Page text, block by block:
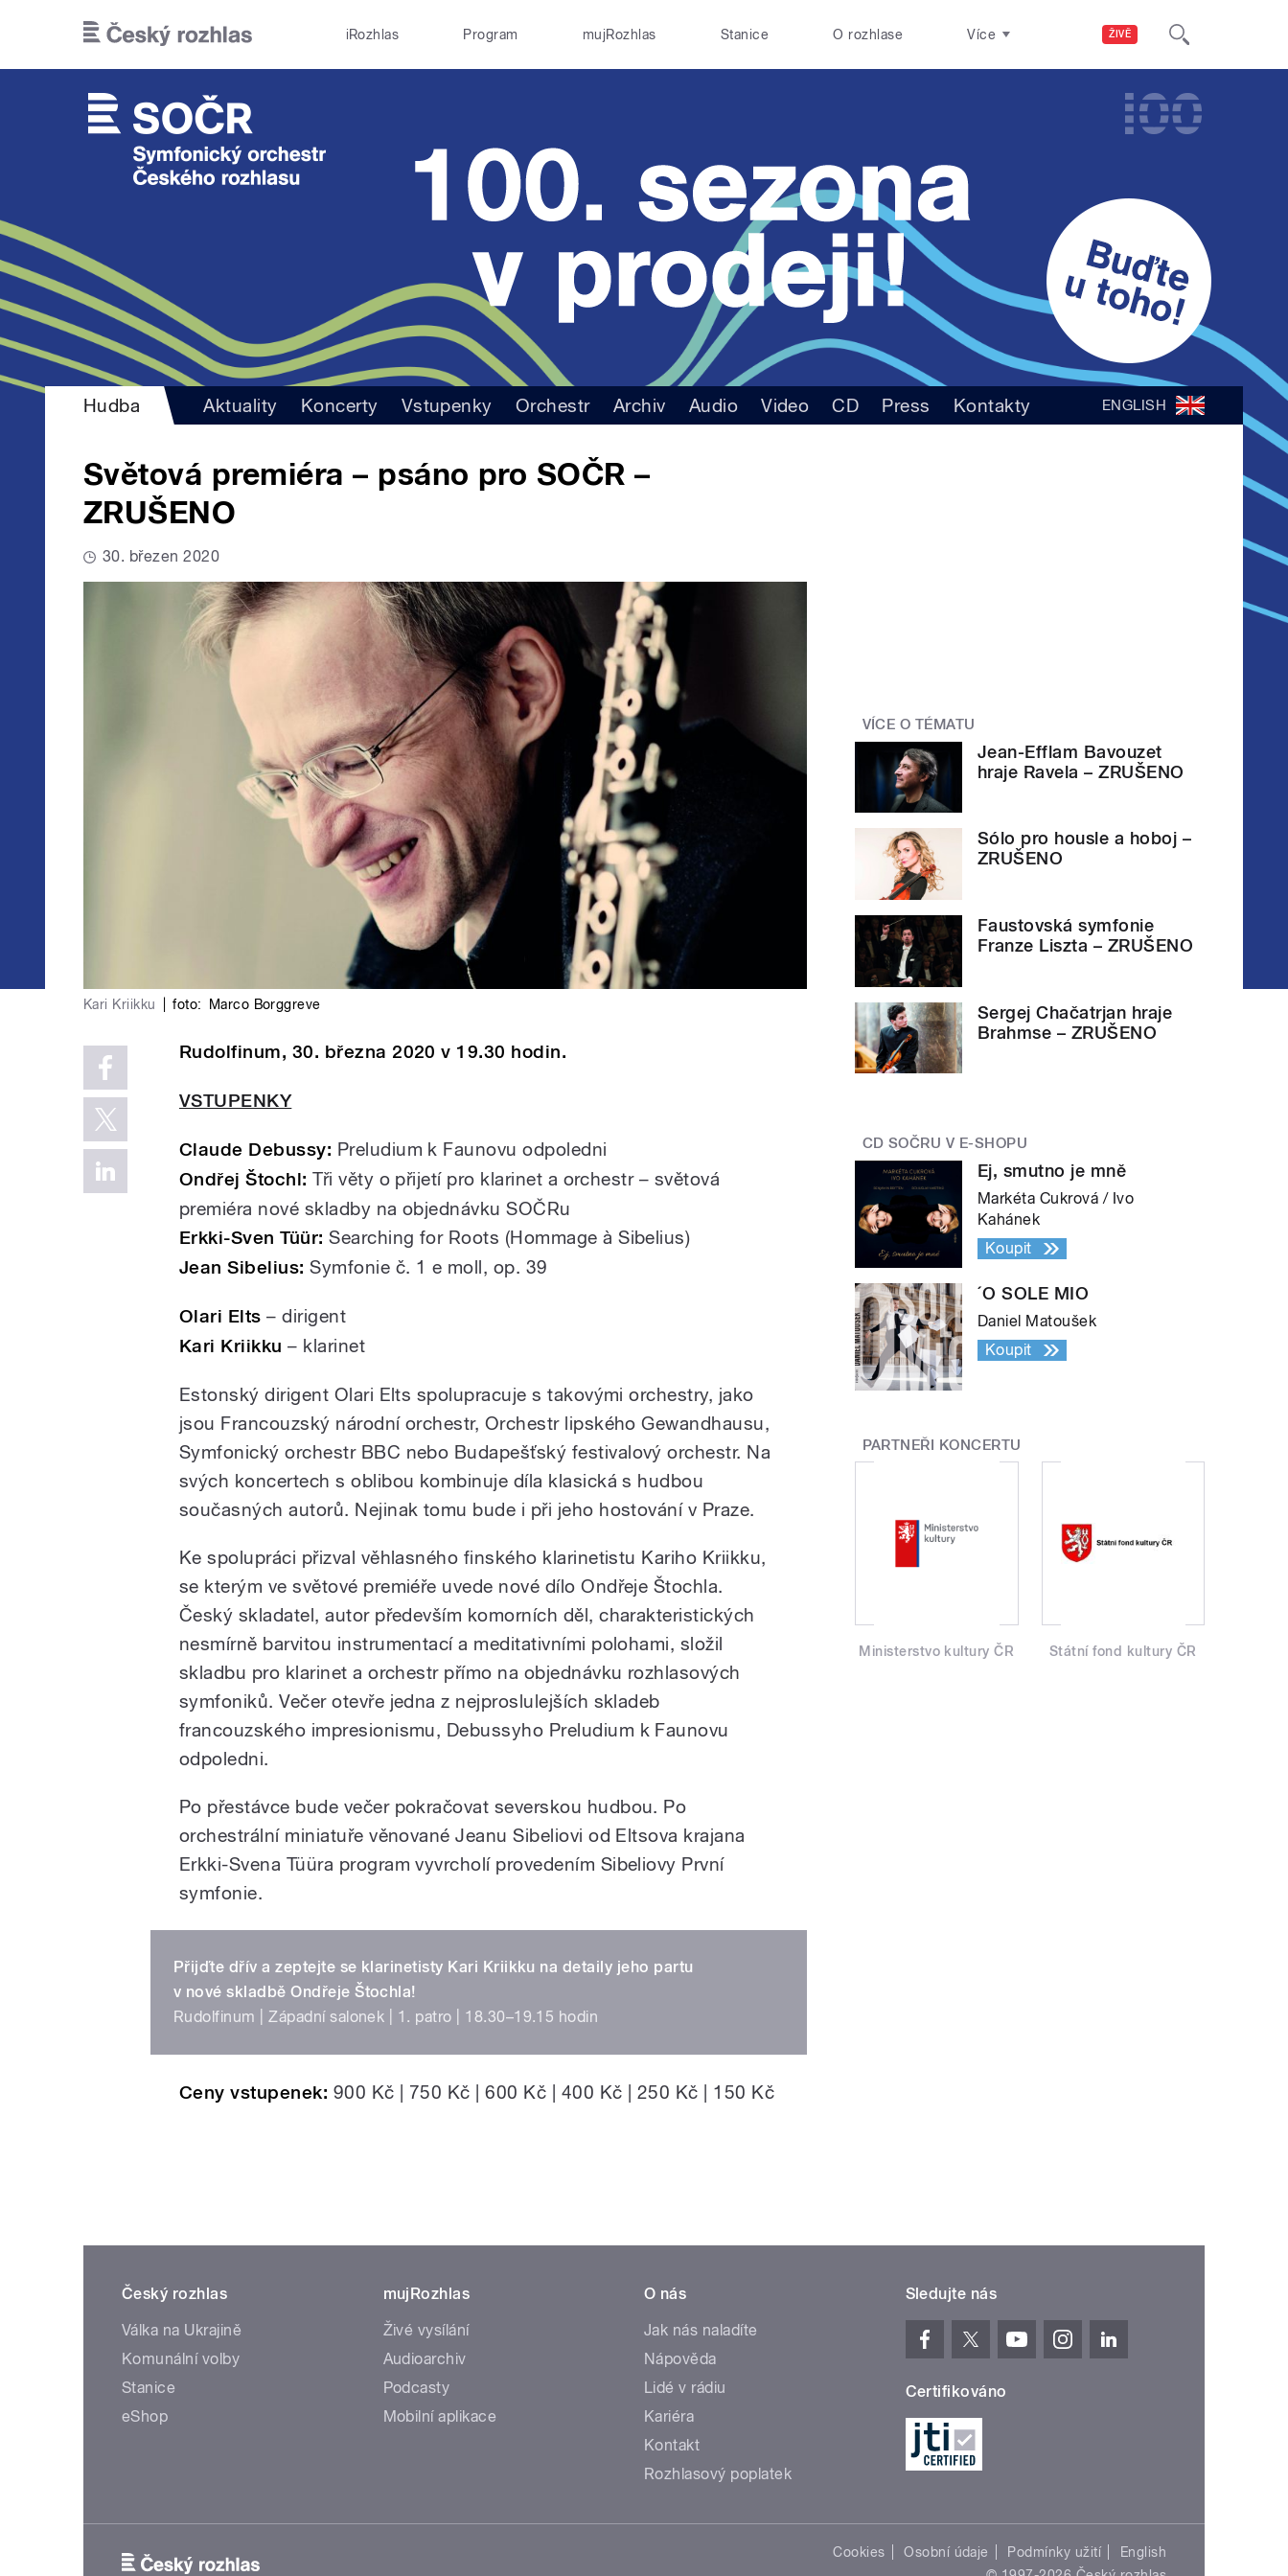
ŽIVĚ
iRozhlas Program mujRozhlas Stanice O rozhlase Více
Hudba Aktuality Koncerty Vstupenky Orchestr Archiv Audio Video CD Press Kontakty ENGLISH
Světová premiéra – psáno pro SOČR –
ZRUŠENO
30. březen 2020
Kari Kriikku foto: Marco Borggreve
Rudolfinum, 30. března 2020 v 19.30 hodin.
VSTUPENKY
Claude Debussy: Preludium k Faunovu odpoledni
Ondřej Štochl: Tři věty o přijetí pro klarinet a orchestr – světová
premiéra nové skladby na objednávku SOČRu
Erkki-Sven Tüür: Searching for Roots (Hommage à Sibelius)
Jean Sibelius: Symfonie č. 1 e moll, op. 39
Olari Elts – dirigent
Kari Kriikku – klarinet
Estonský dirigent Olari Elts spolupracuje s takovými orchestry, jako
jsou Francouzský národní orchestr, Orchestr lipského Gewandhausu,
Symfonický orchestr BBC nebo Budapešťský festivalový orchestr. Na
svých koncertech s oblibou kombinuje díla klasická s hudbou
současných autorů. Nejinak tomu bude i při jeho hostování v Praze.
Ke spolupráci přizval věhlasného finského klarinetistu Kariho Kriikku,
se kterým ve světové premiéře uvede nové dílo Ondřeje Štochla.
Český skladatel, autor především komorních děl, charakteristických
nesmírně barvitou instrumentací a meditativními polohami, složil
skladbu pro klarinet a orchestr přímo na objednávku rozhlasových
symfoniků. Večer otevře jedna z nejproslulejších skladeb
francouzského impresionismu, Debussyho Preludium k Faunovu
odpoledni.
Po přestávce bude večer pokračovat severskou hudbou. Po
orchestrální miniatuře věnované Jeanu Sibeliovi od Eltsova krajana
Erkki-Svena Tüüra program vyvrcholí provedením Sibeliovy První
symfonie.
Přijďte dřív a zeptejte se klarinetisty Kari Kriikku na detaily jeho partu
v nové skladbě Ondřeje Štochla!
Rudolfinum | Západní salonek | 1. patro | 18.30–19.15 hodin
Ceny vstupenek: 900 Kč | 750 Kč | 600 Kč | 400 Kč | 250 Kč | 150 Kč
VÍCE O TÉMATU
Jean-Efflam Bavouzet
hraje Ravela – ZRUŠENO
Sólo pro housle a hoboj –
ZRUŠENO
Faustovská symfonie
Franze Liszta – ZRUŠENO
Sergej Chačatrjan hraje
Brahmse – ZRUŠENO
CD SOČRU V E-SHOPU
Ej, smutno je mně
Markéta Cukrová / Ivo
Kahánek
Koupit
´O SOLE MIO
Daniel Matoušek
Koupit
PARTNEŘI KONCERTU
Ministerstvo kultury ČR Státní fond kultury ČR
Český rozhlas
Válka na Ukrajině
Komunální volby
Stanice
eShop
mujRozhlas
Živé vysílání
Audioarchiv
Podcasty
Mobilní aplikace
O nás
Jak nás naladíte
Nápověda
Lidé v rádiu
Kariéra
Kontakt
Rozhlasový poplatek
Sledujte nás
Certifikováno
Cookies Osobní údaje Podmínky užití
English